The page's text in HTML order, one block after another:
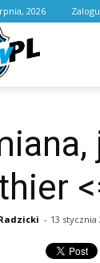
2026
NHL
PL
- 13 stycznia